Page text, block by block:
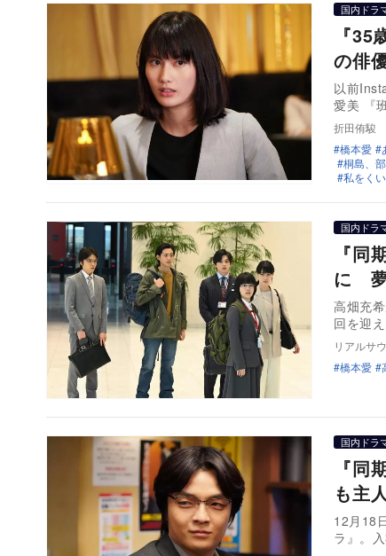
国内ドラ
『
の俳
以前
愛美 『
折田侑駿
橋本愛
桐島、
私をく
国内ドラ
『同
に 夢
高畑充
回を迎
リアルサ
橋本愛
国内ドラ
『
も主
12月18
ラ』。